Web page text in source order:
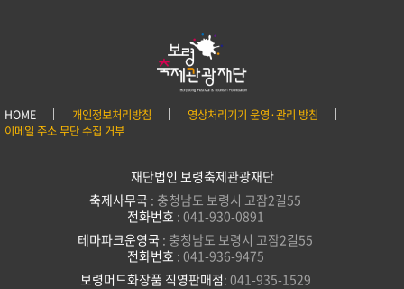
HOME 개인정보처리방침
영상처리기기 운영·관리 방침
이메일 주소 무단 수집 거부
재단법인 보령축제관광재단
축제사무국 : 충청남도 보령시 고잠2길55
전화번호 : 041-930-0891
테마파크운영국 : 충청남도 보령시 고잠2길55
전화번호 : 041-936-9475
보령머드화장품 직영판매점: 041-935-1529